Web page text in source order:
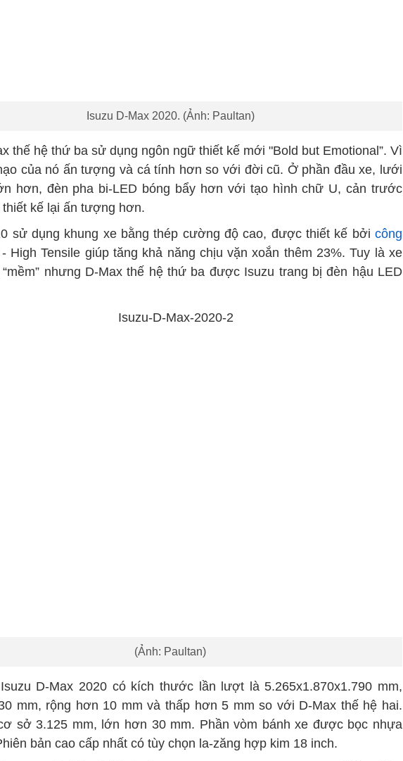
Isuzu D-Max 2020. (Ảnh: Paultan)
thế hệ thứ ba sử dụng ngôn ngữ thiết kế mới "Bold but Emotional”. Vì
của nó ấn tượng và cá tính hơn so với đời cũ. Ở phần đầu xe, lưới
hơn, đèn pha bi-LED bóng bẩy hơn với tạo hình chữ U, cản trước
kế lại ấn tượng hơn.
sử dụng khung xe bằng thép cường độ cao, được thiết kế bởi công
High Tensile giúp tăng khả năng chịu vặn xoắn thêm 23%. Tuy là xe
nhưng D-Max thế hệ thứ ba được Isuzu trang bị đèn hậu LED
(Ảnh: Paultan)
D-Max 2020 có kích thước lần lượt là 5.265x1.870x1.790 mm,
mm, rộng hơn 10 mm và thấp hơn 5 mm so với D-Max thế hệ hai.
sở 3.125 mm, lớn hơn 30 mm. Phần vòm bánh xe được bọc nhựa
bản cao cấp nhất có tùy chọn la-zăng hợp kim 18 inch.